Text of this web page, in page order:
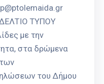
ΤΥΠΟΥ
με την
στα δρώμενα
του Δήμου